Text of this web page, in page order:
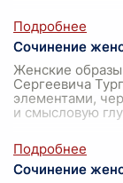
Сочинение
Женские
Сергеевича
элементами,
и смысловую
Сочинение